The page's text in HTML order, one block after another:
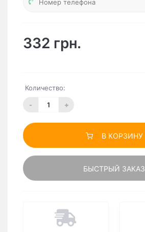
332 грн.
Количество:
- +
В КОРЗИНУ
БЫСТРЫЙ ЗАКАЗ